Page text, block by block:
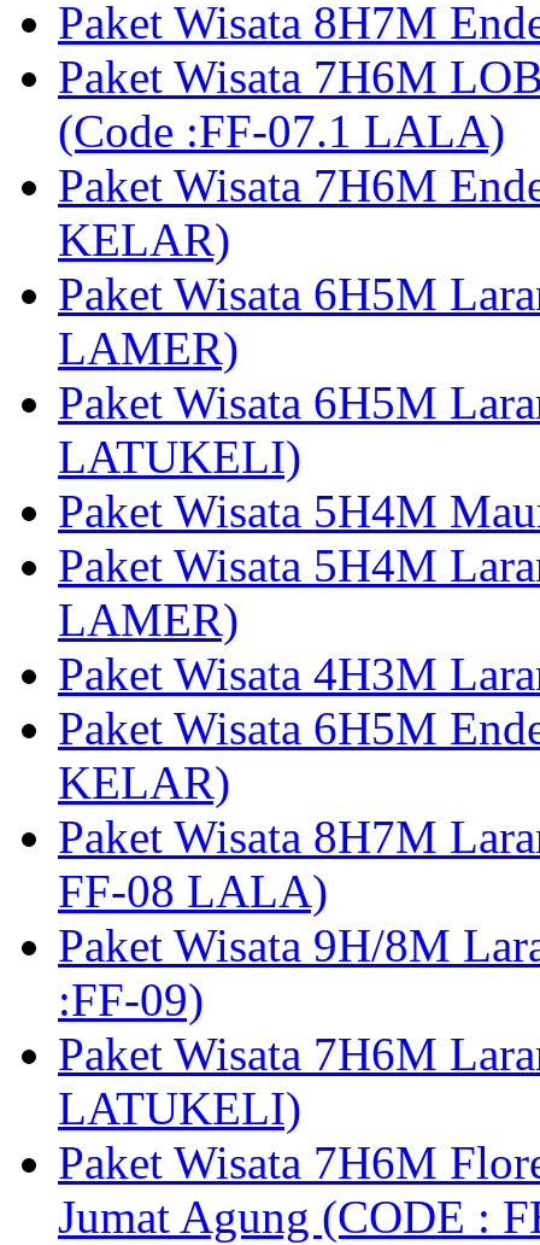
Paket Wisata 8H7M
Paket Wisata 7H6M
(Code :FF-07.1 LALA)
Paket Wisata 7H6M
KELAR)
Paket Wisata 6H5M
LAMER)
Paket Wisata 6H5M
LATUKELI)
Paket Wisata 5H4M
Paket Wisata 5H4M
LAMER)
Paket Wisata 4H3M
Paket Wisata 6H5M
KELAR)
Paket Wisata 8H7M
FF-08 LALA)
Paket Wisata 9H/8M
:FF-09)
Paket Wisata 7H6M
LATUKELI)
Paket Wisata 7H6M
Jumat Agung (CODE :